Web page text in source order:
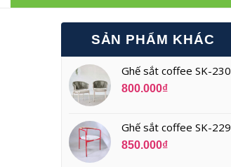
SẢN PHẨM KHÁC
Ghế sắt coffee SK-230
800.000₫
Ghế sắt coffee SK-229
850.000₫